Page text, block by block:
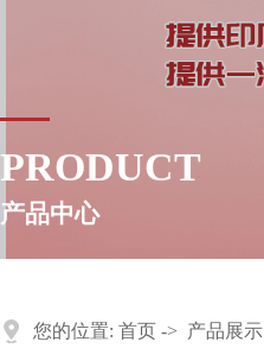
PRODUCT
产品中心
您的位置: 首页 -> 产品展示